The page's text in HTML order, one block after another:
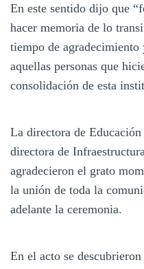
En este sentido dijo que
hacer memoria de lo
tiempo de agradecimiento
aquellas personas que
consolidación de esta
La directora de
directora de
agradecieron el grato
la unión de toda la
adelante la ceremonia.
En el acto se